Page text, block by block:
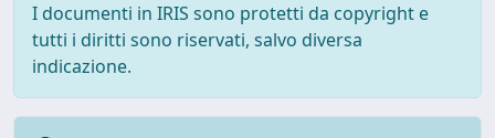
I documenti in IRIS sono protetti da copyright e
tutti i diritti sono riservati, salvo diversa
indicazione.